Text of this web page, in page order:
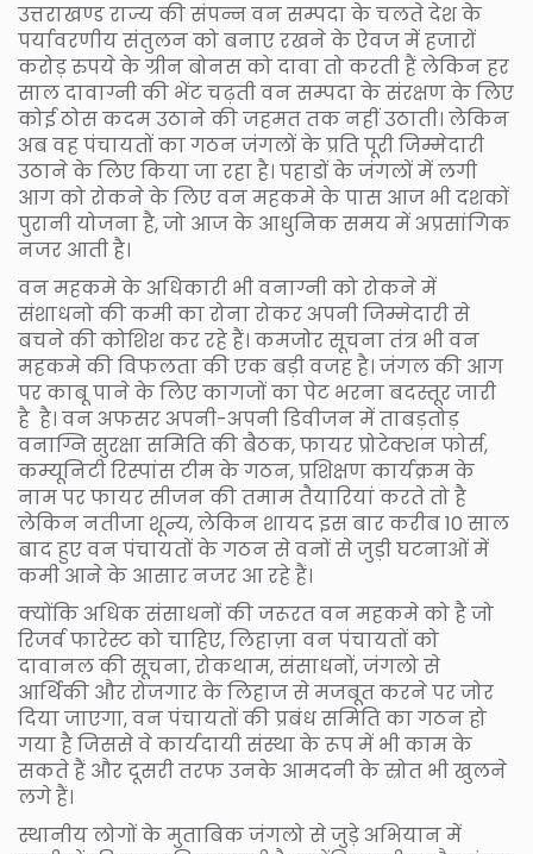
उत्तराखण्ड राज्य की संपन्न वन सम्पदा के चलते देश के
पर्यावरणीय संतुलन को बनाए रखने के ऐवज में हजारों
करोड़ रुपये के ग्रीन बोनस को दावा तो करती हैं लेकिन हर
साल दावाग्नी की भेंट चढ़ती वन सम्पदा के संरक्षण के लिए
कोई ठोस कदम उठाने की जहमत तक नहीं उठाती। लेकिन
अब वह पंचायतों का गठन जंगलों के प्रति पूरी जिम्मेदारी
उठाने के लिए किया जा रहा है। पहाडों के जंगलों में लगी
आग को रोकने के लिए वन महकमे के पास आज भी दशकों
पुरानी योजना है, जो आज के आधुनिक समय में अप्रसांगिक
नजर आती है।
वन महकमे के अधिकारी भी वनाग्नी को रोकने में
संशाधनो की कमी का रोना रोकर अपनी जिम्मेदारी से
बचने की कोशिश कर रहे हैं। कमजोर सूचना तंत्र भी वन
महकमे की विफलता की एक बड़ी वजह है। जंगल की आग
पर काबू पाने के लिए कागजों का पेट भरना बदस्तूर जारी
है है। वन अफसर अपनी-अपनी डिवीजन में ताबड़तोड़
वनाग्नि सुरक्षा समिति की बैठक, फायर प्रोटेक्शन फोर्स,
कम्यूनिटी रिस्पांस टीम के गठन, प्रशिक्षण कार्यक्रम के
नाम पर फायर सीजन की तमाम तैयारियां करते तो है
लेकिन नतीजा शून्य, लेकिन शायद इस बार करीब 10 साल
बाद हुए वन पंचायतों के गठन से वनों से जुड़ी घटनाओं में
कमी आने के आसार नजर आ रहे हैं।
क्योंकि अधिक संसाधनों की जरूरत वन महकमे को है जो
रिजर्व फारेस्ट को चाहिए, लिहाज़ा वन पंचायतों को
दावानल की सूचना, रोकथाम, संसाधनों, जंगलो से
आर्थिकी और रोजगार के लिहाज से मजबूत करने पर जोर
दिया जाएगा, वन पंचायतों की प्रबंध समिति का गठन हो
गया है जिससे वे कार्यदायी संस्था के रूप में भी काम के
सकते हैं और दूसरी तरफ उनके आमदनी के स्रोत भी खुलने
लगे हैं।
स्थानीय लोगों के मुताबिक जंगलो से जुड़े अभियान में